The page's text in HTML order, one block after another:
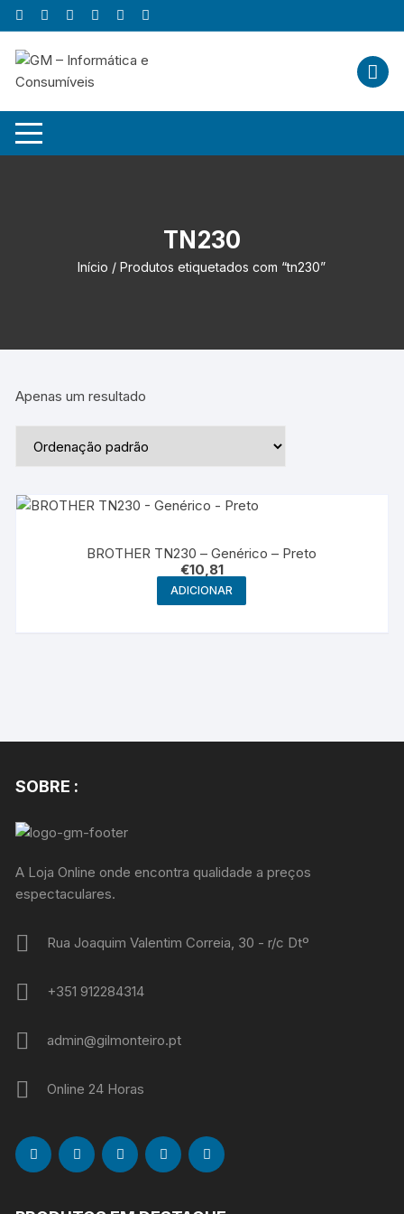
Skip
to
content
TN230
Início / Produtos etiquetados com “tn230”
Apenas um resultado
BROTHER TN230 – Genérico – Preto
€10,81
ADICIONAR
SOBRE :
A Loja Online onde encontra qualidade a preços
espectaculares.
Rua Joaquim Valentim Correia, 30 - r/c Dtº
+351 912284314
admin@gilmonteiro.pt
Online 24 Horas